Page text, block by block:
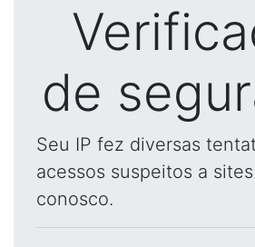
de
Seu IP fez diversas
acessos suspeitos a
conosco.